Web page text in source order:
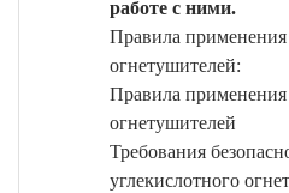
работе с ними.
Правила
огнетушителей:
Правила
огнетушителей
Требования
углекислотного